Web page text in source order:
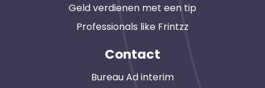
Geld verdienen met een tip
Professionals like Frintzz
Contact
Bureau Ad interim